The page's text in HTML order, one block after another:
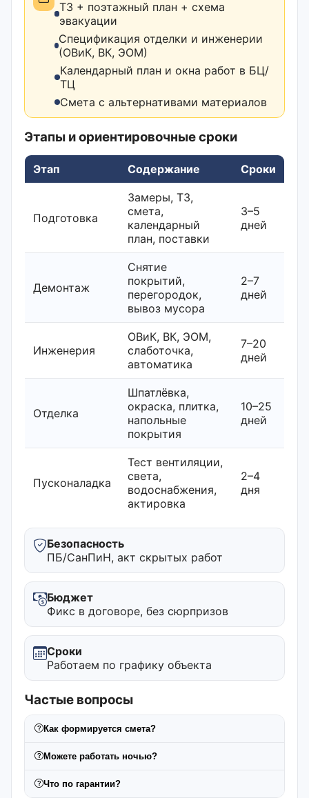
ТЗ + поэтажный план + схема
эвакуации
Спецификация отделки и инженерии
(ОВиК, ВК, ЭОМ)
Календарный план и окна работ в БЦ/
ТЦ
Смета с альтернативами материалов
Этапы и ориентировочные сроки
Этап Содержание Сроки
Подготовка
Замеры, ТЗ,
смета,
календарный
план, поставки
3–5
дней
Демонтаж
Снятие
покрытий,
перегородок,
вывоз мусора
2–7
дней
Инженерия
ОВиК, ВК, ЭОМ,
слаботочка,
автоматика
7–20
дней
Отделка
Шпатлёвка,
окраска, плитка,
напольные
покрытия
10–25
дней
Пусконаладка
Тест вентиляции,
света,
водоснабжения,
актировка
2–4
дня
Безопасность
ПБ/СанПиН, акт скрытых работ
Бюджет
Фикс в договоре, без сюрпризов
Сроки
Работаем по графику объекта
Частые вопросы
Как формируется смета?
Можете работать ночью?
Что по гарантии?